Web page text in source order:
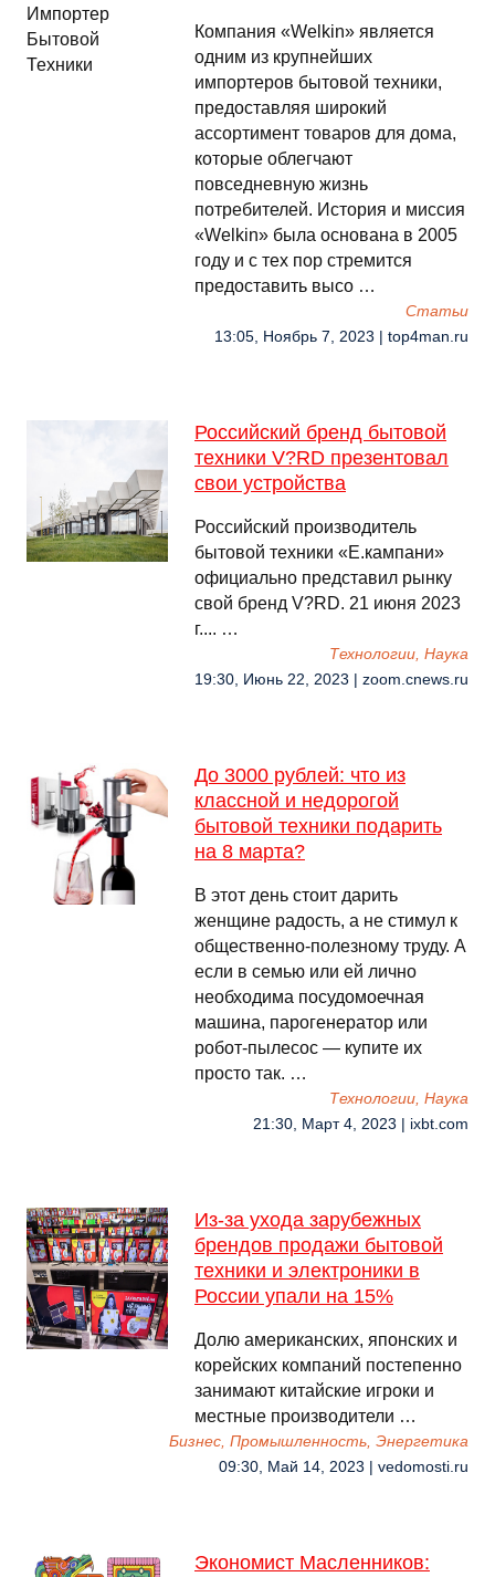
Компания «Welkin» является
одним из крупнейших
импортеров бытовой техники,
предоставляя широкий
ассортимент товаров для дома,
которые облегчают
повседневную жизнь
потребителей. История и миссия
«Welkin» была основана в 2005
году и с тех пор стремится
предоставить высо …
Cтатьи
13:05, Ноябрь 7, 2023 | top4man.ru
Российский бренд бытовой
техники V?RD презентовал
свои устройства
Российский производитель
бытовой техники «Е.кампани»
официально представил рынку
свой бренд V?RD. 21 июня 2023
г.... …
Технологии, Наука
19:30, Июнь 22, 2023 | zoom.cnews.ru
До 3000 рублей: что из
классной и недорогой
бытовой техники подарить
на 8 марта?
В этот день стоит дарить
женщине радость, а не стимул к
общественно-полезному труду. А
если в семью или ей лично
необходима посудомоечная
машина, парогенератор или
робот-пылесос — купите их
просто так. …
Технологии, Наука
21:30, Март 4, 2023 | ixbt.com
Из-за ухода зарубежных
брендов продажи бытовой
техники и электроники в
России упали на 15%
Долю американских, японских и
корейских компаний постепенно
занимают китайские игроки и
местные производители …
Бизнес, Промышленность, Энергетика
09:30, Май 14, 2023 | vedomosti.ru
Экономист Масленников: